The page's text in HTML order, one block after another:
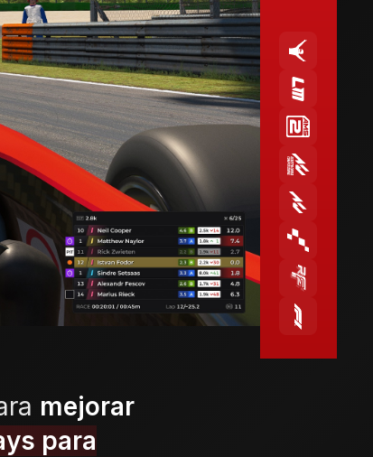
mejorar
para